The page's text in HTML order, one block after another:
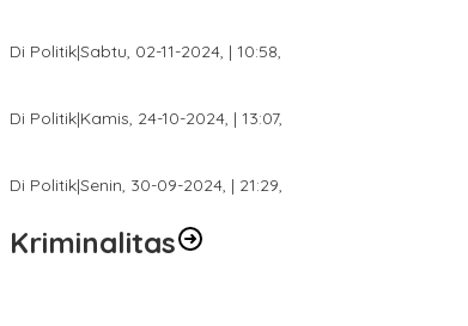
Di Politik|Sabtu, 02-11-2024, | 10:58,
Di Politik|Kamis, 24-10-2024, | 13:07,
Di Politik|Senin, 30-09-2024, | 21:29,
Kriminalitas